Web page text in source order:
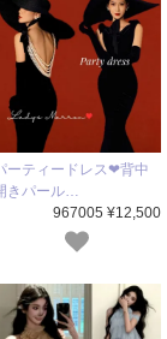
ーティードレス❤背中
きパール…
967005 ¥12,500